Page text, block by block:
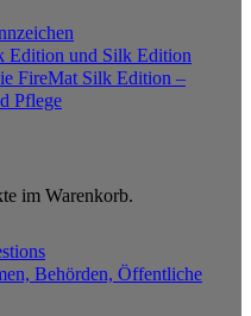
im Warenkorb.
Edition und Silk Edition
FireMat Silk Edition –
Pflege
Behörden, Öffentliche